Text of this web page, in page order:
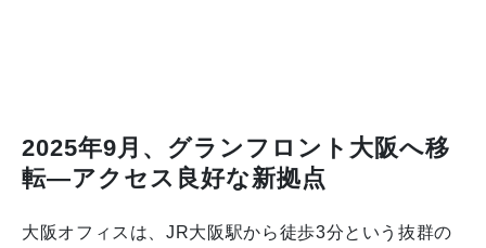
2025年9月、グランフロント大阪へ移
転―アクセス良好な新拠点
大阪オフィスは、JR大阪駅から徒歩3分という抜群の